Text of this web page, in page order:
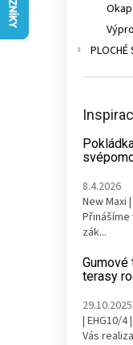
PLOCHÉ
8.4.2026
New Maxi
zák...
terasy
29.10.2025
| EHG10/
Vás